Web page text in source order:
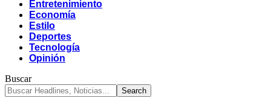
Entretenimiento
Economía
Estilo
Deportes
Tecnología
Opinión
Buscar